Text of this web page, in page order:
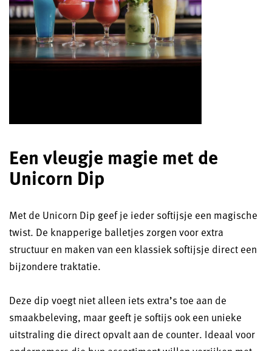
Een vleugje magie met de
Unicorn Dip
Met de Unicorn Dip geef je ieder softijsje een magische
twist. De knapperige balletjes zorgen voor extra
structuur en maken van een klassiek softijsje direct een
bijzondere traktatie.
Deze dip voegt niet alleen iets extra’s toe aan de
smaakbeleving, maar geeft je softijs ook een unieke
uitstraling die direct opvalt aan de counter. Ideaal voor